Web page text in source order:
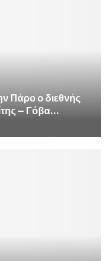
Πάρο ο διεθνής
– Γόβα...